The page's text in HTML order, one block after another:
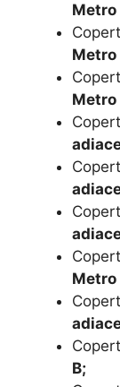
Metro
Metro
Metro
Metro
B;